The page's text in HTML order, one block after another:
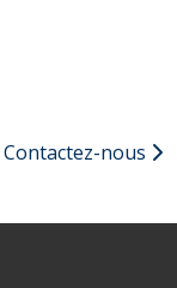
Contactez-nous